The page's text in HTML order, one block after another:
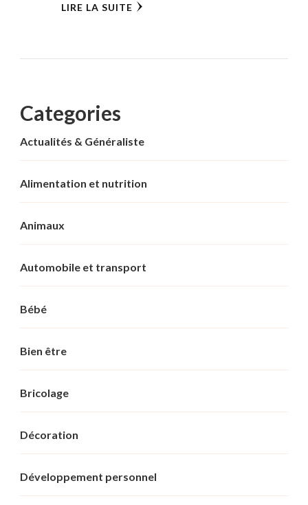
LIRE LA SUITE
Categories
Actualités & Généraliste
Alimentation et nutrition
Animaux
Automobile et transport
Bébé
Bien être
Bricolage
Décoration
Développement personnel